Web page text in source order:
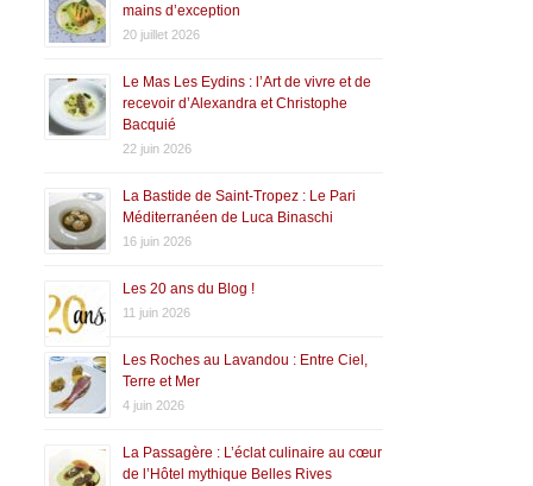
mains d’exception
20 juillet 2026
Le Mas Les Eydins : l’Art de vivre et de
recevoir d’Alexandra et Christophe
Bacquié
22 juin 2026
La Bastide de Saint-Tropez : Le Pari
Méditerranéen de Luca Binaschi
16 juin 2026
Les 20 ans du Blog !
11 juin 2026
Les Roches au Lavandou : Entre Ciel,
Terre et Mer
4 juin 2026
La Passagère : L’éclat culinaire au cœur
de l’Hôtel mythique Belles Rives